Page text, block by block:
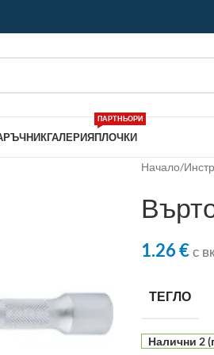
ГАЛЕРИЯПЛОЧКИ
ПАРТНЬОРИ
Начало/
1.26€с
ТЕГЛО
Налични 2